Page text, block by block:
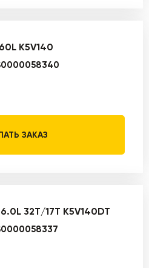
K5V140
ЗАКАЗ
32T/17T K5V140DT